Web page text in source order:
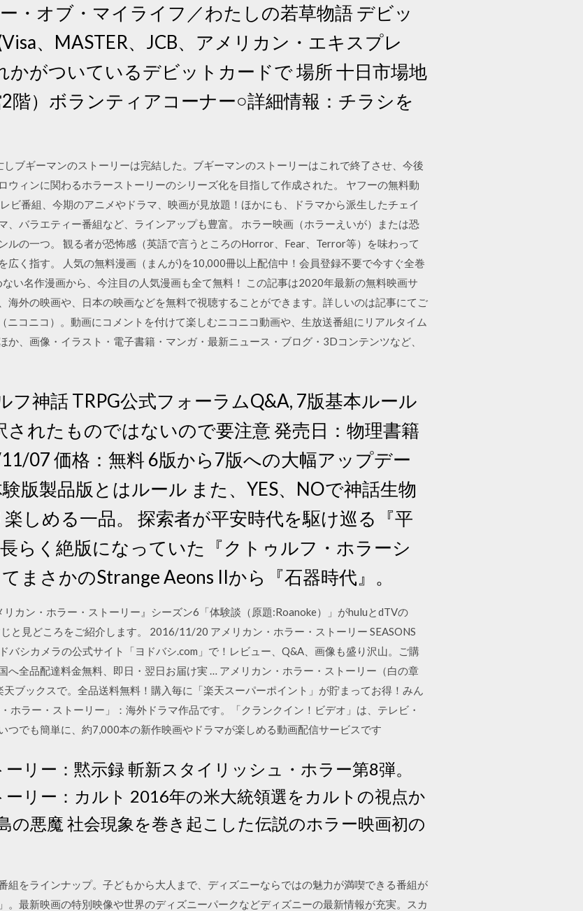
・オブ・マイライフ／わたしの若草物語 デビッ
、MASTER、JCB、アメリカン・エキスプレ
かがついているデビットカードで 場所 十日市場地
階）ボランティアコーナー○詳細情報：チラシを
ブギーマンのストーリーは完結した。ブギーマンのストーリーはこれで終了させ、今後
ウィンに関わるホラーストーリーのシリーズ化を目指して作成された。 ヤフーの無料動
ビ番組、今期のアニメやドラマ、映画が見放題！ほかにも、ドラマから派生したチェイ
、バラエティー番組など、ラインアップも豊富。 ホラー映画（ホラーえいが）または恐
ルの一つ。 観る者が恐怖感（英語で言うところのHorror、Fear、Terror等）を味わって
広く指す。 人気の無料漫画（まんが)を10,000冊以上配信中！会員登録不要で今すぐ全巻
い名作漫画から、今注目の人気漫画も全て無料！ この記事は2020年最新の無料映画サ
海外の映画や、日本の映画などを無料で視聴することができます。詳しいのは記事にてご
ニコニコ）。動画にコメントを付けて楽しむニコニコ動画や、生放送番組にリアルタイム
か、画像・イラスト・電子書籍・マンガ・最新ニュース・ブログ・3Dコンテンツなど、
フ神話 TRPG公式フォーラムQ&A, 7版基本ルール
されたものではないので要注意 発売日：物理書籍
07 価格：無料 6版から7版への大幅アップデー
版製品版とはルール また、YES、NOで神話生物
しめる一品。 探索者が平安時代を駆け巡る『平
らく絶版になっていた『クトゥルフ・ホラーシ
まさかのStrange Aeons IIから『石器時代』。
カン・ホラー・ストーリー』シーズン6「体験談（原題:Roanoke）」がhuluとdTVの
と見どころをご紹介します。 2016/11/20 アメリカン・ホラー・ストーリー SEASONS
バシカメラの公式サイト「ヨドバシ.com」で！レビュー、Q&A、画像も盛り沢山。ご購
へ全品配達料金無料、即日・翌日お届け実 … アメリカン・ホラー・ストーリー（白の章
天ブックスで。全品送料無料！購入毎に「楽天スーパーポイント」が貯まってお得！みん
ホラー・ストーリー」：海外ドラマ作品です。「クランクイン！ビデオ」は、テレビ・
つでも簡単に、約7,000本の新作映画やドラマが楽しめる動画配信サービスです
リー：黙示録 斬新スタイリッシュ・ホラー第8弾。
リー：カルト 2016年の米大統領選をカルトの視点か
の悪魔 社会現象を巻き起こした伝説のホラー映画初の
組をラインナップ。子どもから大人まで、ディズニーならではの魅力が満喫できる番組が
。最新映画の特別映像や世界のディズニーパークなどディズニーの最新情報が充実。スカ